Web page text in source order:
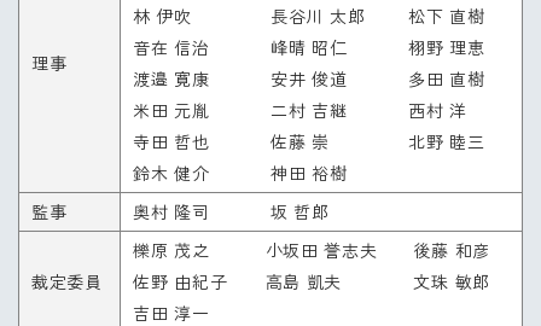
理事
林 伊吹
長谷川 太郎
松下 直樹
音在 信治
峰晴 昭仁
栩野 理恵
渡邉 寛康
安井 俊道
多田 直樹
米田 元胤
二村 吉継
西村 洋
寺田 哲也
佐藤 崇
北野 睦三
鈴木 健介
神田 裕樹
監事
奥村 隆司 坂 哲郎
裁定委員
櫟原 茂之 小坂田 誉志夫
後藤 和彦
佐野 由紀子
高島 凱夫
文珠 敏郎
吉田 淳一